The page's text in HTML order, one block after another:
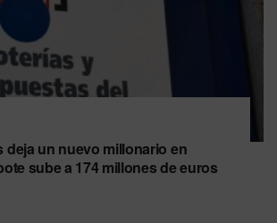
deja un nuevo millonario en
sube a 174 millones de euros